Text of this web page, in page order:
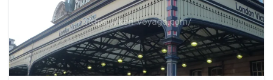
READ MORE